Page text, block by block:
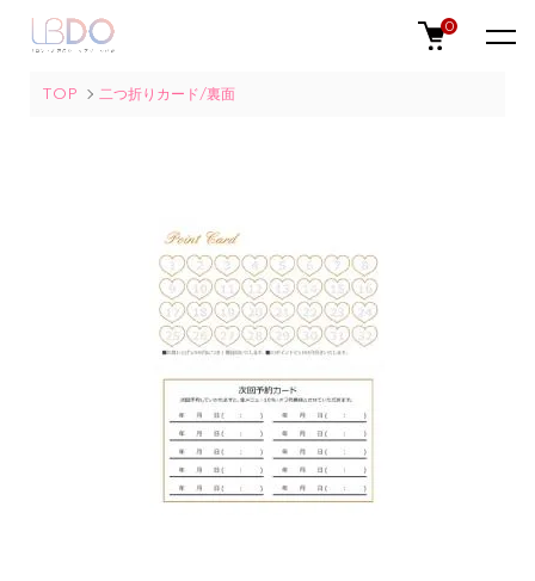
0
TOP 二つ折りカード/裏面